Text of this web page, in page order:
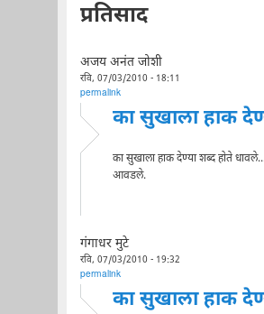
प्रतिसाद
अजय अनंत जोशी
रवि, 07/03/2010 - 18:11
permalink
का सुखाला हाक
का सुखाला हाक देण्या शब्द होते
आवडले.
गंगाधर मुटे
रवि, 07/03/2010 - 19:32
permalink
का सुखाला हाक